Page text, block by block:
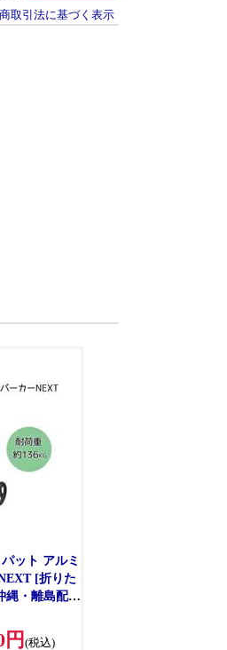
取引法に基づく表示
ット アルミ
[折りた
縄・離島配送
円 (税込)